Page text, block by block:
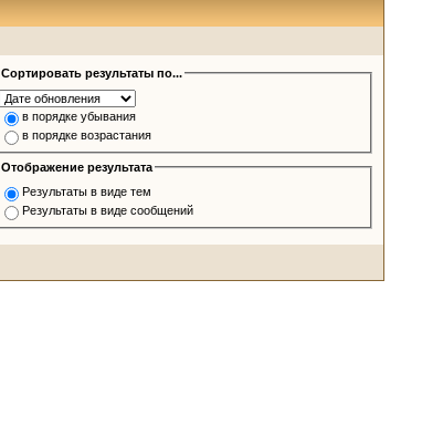
Сортировать результаты по...
в порядке убывания
в порядке возрастания
Отображение результата
Результаты в виде тем
Результаты в виде сообщений